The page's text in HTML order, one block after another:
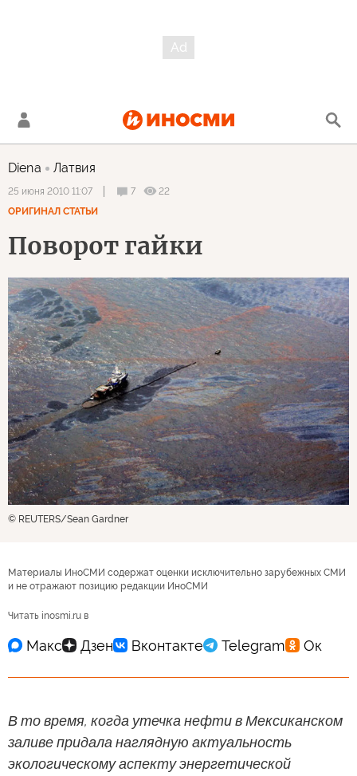
Diena Латвия
25 июня 2010 11:07 7
22
ОРИГИНАЛ СТАТЬИ
Поворот гайки
© REUTERS/Sean Gardner
Материалы ИноСМИ содержат оценки исключительно зарубежных СМИ
и не отражают позицию редакции ИноСМИ
Читать inosmi.ru в
В то время, когда утечка нефти в Мексиканском
заливе придала наглядную актуальность
экологическому аспекту энергетической